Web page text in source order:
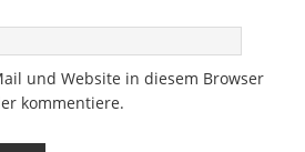
und Website in diesem Browser
kommentiere.